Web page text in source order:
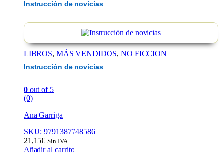
Instrucción de novicias
LIBROS, MÁS VENDIDOS, NO FICCION
Instrucción de novicias
0 out of 5
(0)
Ana Garriga
SKU: 9791387748586
21,15€ Sin IVA
Añadir al carrito